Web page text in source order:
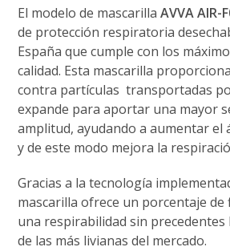
El modelo de mascarillaAVVA AIR-
de protección respiratoria
España que cumple con los
calidad. Esta mascarilla
contra partículas transportadas
expande para aportar una mayor
amplitud, ayudando a aumentar el
y de este modo mejora la
Gracias a la tecnología
mascarilla ofrece un porcentaje
una respirabilidad sin precedentes
de las más livianas del mercado.